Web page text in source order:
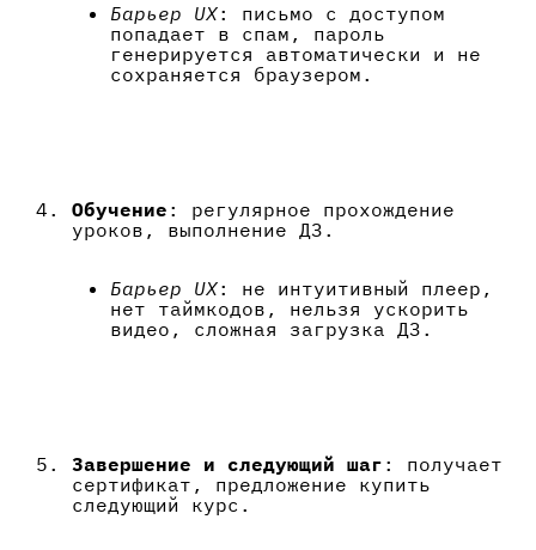
Барьер UX: письмо с доступом
попадает в спам, пароль
генерируется автоматически и не
сохраняется браузером.
Обучение : регулярное прохождение
уроков, выполнение ДЗ.
Барьер UX: не интуитивный плеер,
нет таймкодов, нельзя ускорить
видео, сложная загрузка ДЗ.
Завершение и следующий шаг : получает
сертификат, предложение купить
следующий курс.